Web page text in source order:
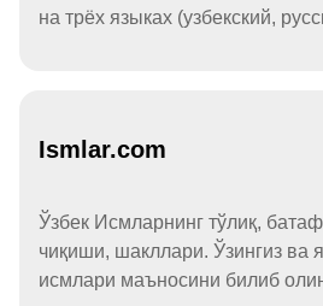
на трёх языках (узбекский,
Ismlar.com
Ўзбек Исмларнинг тўлиқ,
чиқиши, шакллари. Ўзингиз ва
исмлари маъносини билиб